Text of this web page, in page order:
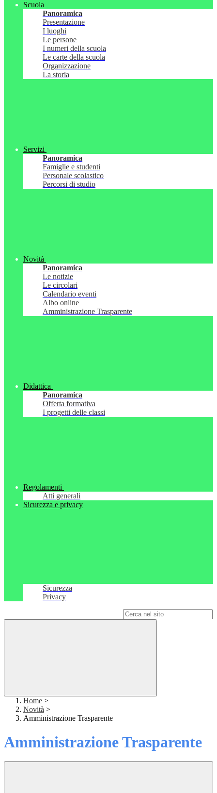
Scuola
Panoramica
Presentazione
I luoghi
Le persone
I numeri della scuola
Le carte della scuola
Organizzazione
La storia
Servizi
Panoramica
Famiglie e studenti
Personale scolastico
Percorsi di studio
Novità
Panoramica
Le notizie
Le circolari
Calendario eventi
Albo online
Amministrazione Trasparente
Didattica
Panoramica
Offerta formativa
I progetti delle classi
Regolamenti
Atti generali
Sicurezza e privacy
Sicurezza
Privacy
Home >
Novità >
Amministrazione Trasparente
Amministrazione Trasparente